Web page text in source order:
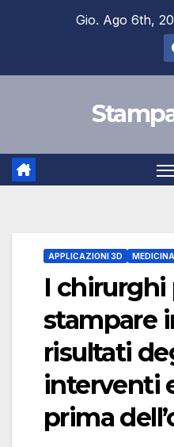
Gio. Ago 6th,
APPLICAZIONI 3D MEDICINA
I chirurghi
stampare
risultati
interventi
prima